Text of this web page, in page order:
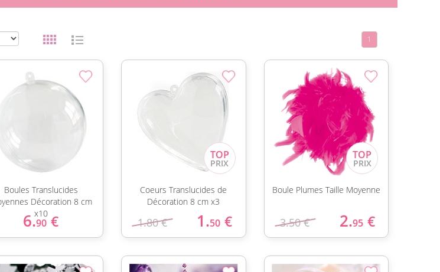
1
Boules Translucides
Décoration 8 cm
x10
6.90 €
Coeurs Translucides de
Décoration 8 cm x3
1.80 € 1.50 €
Boule Plumes Taille Moyenne
3.50 € 2.95 €